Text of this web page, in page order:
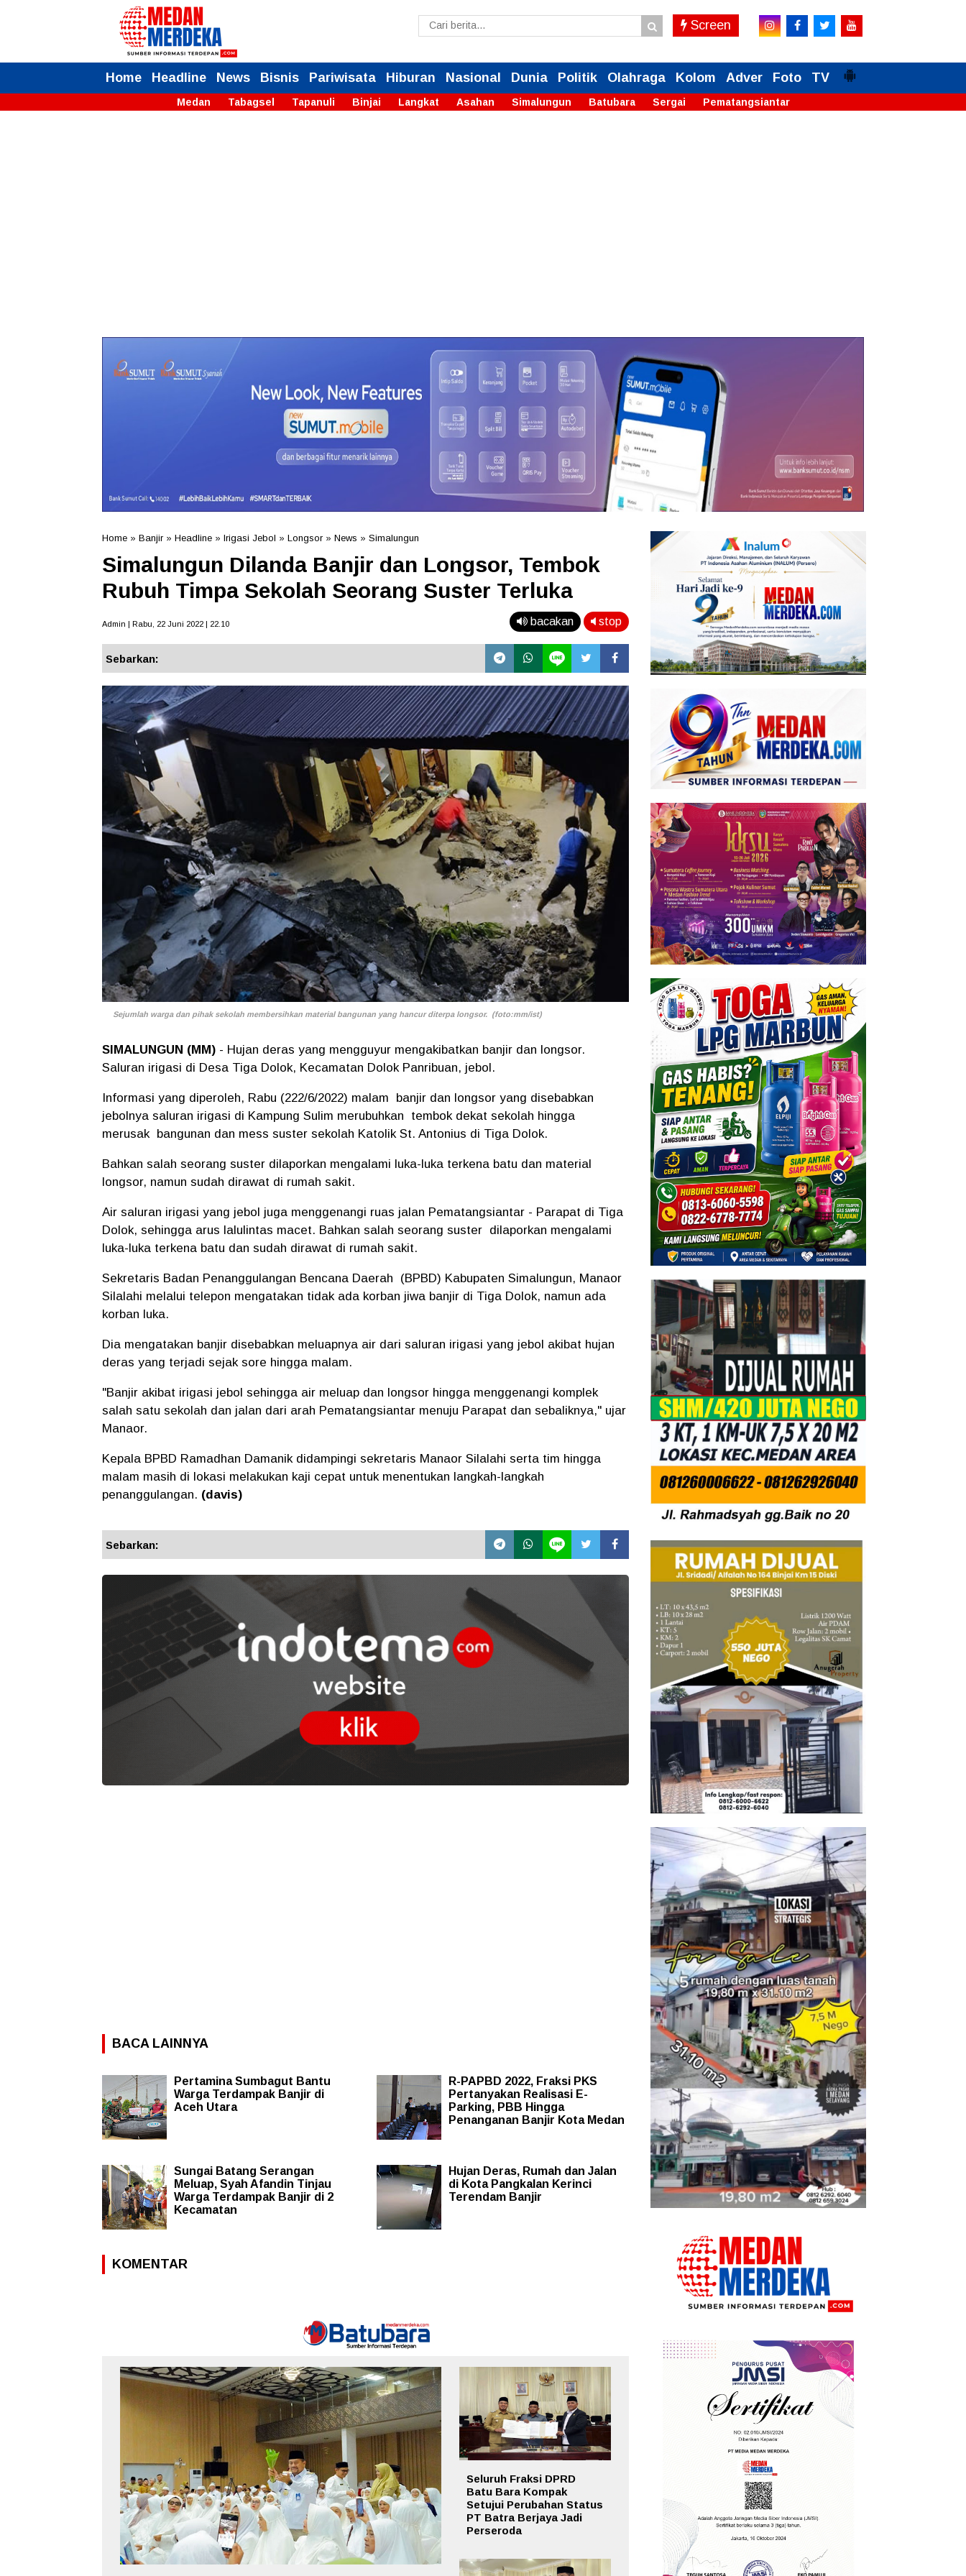
Screen
Home Headline News Bisnis Pariwisata Hiburan Nasional Dunia Politik Olahraga Kolom Adver Foto TV
Medan Tabagsel Tapanuli Binjai Langkat Asahan Simalungun Batubara Sergai Pematangsiantar
Home » Banjir » Headline » Irigasi Jebol » Longsor » News » Simalungun
Simalungun Dilanda Banjir dan Longsor, Tembok
Rubuh Timpa Sekolah Seorang Suster Terluka
Admin | Rabu, 22 Juni 2022 | 22.10 bacakan stop
Sebarkan:
Sejumlah warga dan pihak sekolah membersihkan material bangunan yang hancur diterpa longsor. (foto:mm/ist)
SIMALUNGUN (MM) - Hujan deras yang mengguyur mengakibatkan banjir dan longsor.
Saluran irigasi di Desa Tiga Dolok, Kecamatan Dolok Panribuan, jebol.
Informasi yang diperoleh, Rabu (222/6/2022) malam banjir dan longsor yang disebabkan
jebolnya saluran irigasi di Kampung Sulim merubuhkan tembok dekat sekolah hingga
merusak bangunan dan mess suster sekolah Katolik St. Antonius di Tiga Dolok.
Bahkan salah seorang suster dilaporkan mengalami luka-luka terkena batu dan material
longsor, namun sudah dirawat di rumah sakit.
Air saluran irigasi yang jebol juga menggenangi ruas jalan Pematangsiantar - Parapat di Tiga
Dolok, sehingga arus lalulintas macet. Bahkan salah seorang suster dilaporkan mengalami
luka-luka terkena batu dan sudah dirawat di rumah sakit.
Sekretaris Badan Penanggulangan Bencana Daerah (BPBD) Kabupaten Simalungun, Manaor
Silalahi melalui telepon mengatakan tidak ada korban jiwa banjir di Tiga Dolok, namun ada
korban luka.
Dia mengatakan banjir disebabkan meluapnya air dari saluran irigasi yang jebol akibat hujan
deras yang terjadi sejak sore hingga malam.
"Banjir akibat irigasi jebol sehingga air meluap dan longsor hingga menggenangi komplek
salah satu sekolah dan jalan dari arah Pematangsiantar menuju Parapat dan sebaliknya," ujar
Manaor.
Kepala BPBD Ramadhan Damanik didampingi sekretaris Manaor Silalahi serta tim hingga
malam masih di lokasi melakukan kaji cepat untuk menentukan langkah-langkah
penanggulangan. (davis)
Sebarkan:
BACA LAINNYA
Pertamina Sumbagut Bantu
Warga Terdampak Banjir di
Aceh Utara
R-PAPBD 2022, Fraksi PKS
Pertanyakan Realisasi E-
Parking, PBB Hingga
Penanganan Banjir Kota Medan
Sungai Batang Serangan
Meluap, Syah Afandin Tinjau
Warga Terdampak Banjir di 2
Kecamatan
Hujan Deras, Rumah dan Jalan
di Kota Pangkalan Kerinci
Terendam Banjir
KOMENTAR
Seluruh Fraksi DPRD
Batu Bara Kompak
Setujui Perubahan Status
PT Batra Berjaya Jadi
Perseroda